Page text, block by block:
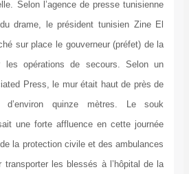
Selon l’agence de presse tunisienne
drame, le président tunisien Zine El
sur place le gouverneur (préfet) de la
les opérations de secours. Selon un
Press, le mur était haut de près de
quinze mètres. Le souk
une forte affluence en cette journée
la protection civile et des ambulances
transporter les blessés à l’hôpital de la